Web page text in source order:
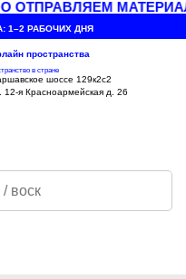
ОТПРАВЛЯЕМ
1–2 РАБОЧИХ ДНЯ
пространства
в стране
шоссе 129к2с2
я Красноармейская д. 26